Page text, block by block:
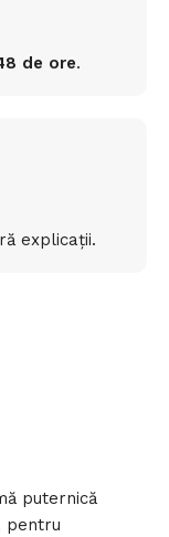
de ore.
explicații.
puternică
pentru